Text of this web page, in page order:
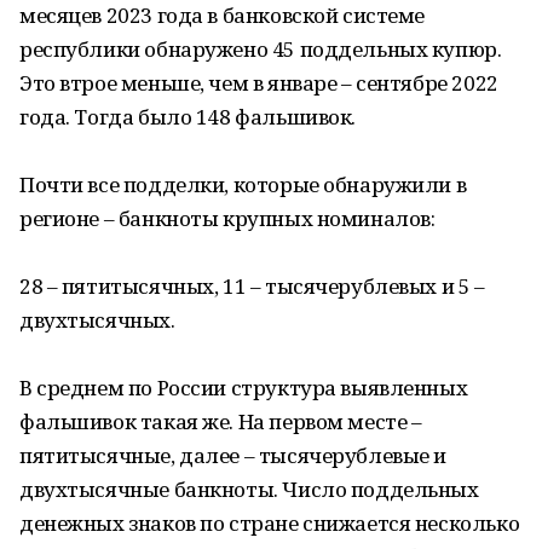
месяцев 2023 года в банковской системе
республики обнаружено 45 поддельных купюр.
Это втрое меньше, чем в январе – сентябре 2022
года. Тогда было 148 фальшивок.
Почти все подделки, которые обнаружили в
регионе – банкноты крупных номиналов:
28 – пятитысячных, 11 – тысячерублевых и 5 –
двухтысячных.
В среднем по России структура выявленных
фальшивок такая же. На первом месте –
пятитысячные, далее – тысячерублевые и
двухтысячные банкноты. Число поддельных
денежных знаков по стране снижается несколько